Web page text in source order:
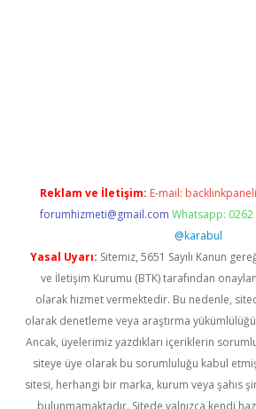
Reklam ve İletişim: E-mail:
forumhizmeti@gmail.com Whatsapp: 0262
@karabul
Yasal Uyarı: Sitemiz, 5651 Sayılı Kanun
ve İletişim Kurumu (BTK) tarafından
olarak hizmet vermektedir. Bu nedenle,
olarak denetleme veya araştırma
Ancak, üyelerimiz yazdıkları içeriklerin
siteye üye olarak bu sorumluluğu kabul
sitesi, herhangi bir marka, kurum veya şahıs
bulunmamaktadır. Sitede yalnızca kendi